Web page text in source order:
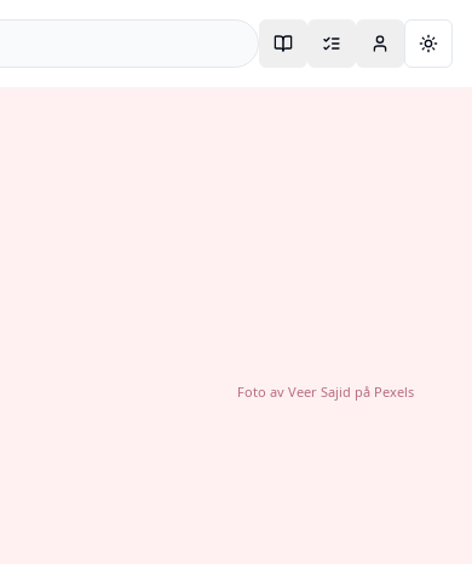
Foto av Veer Sajid på Pexels